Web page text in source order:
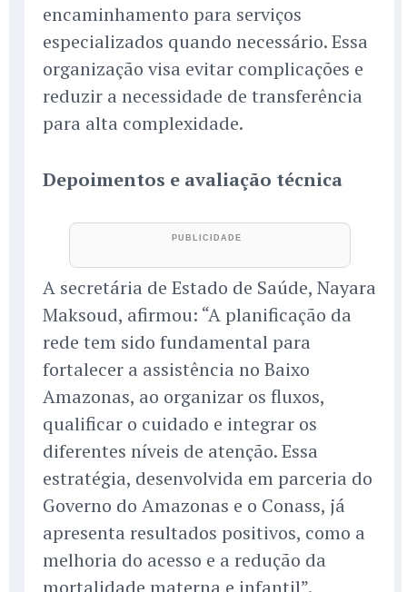
encaminhamento para serviços
especializados quando necessário. Essa
organização visa evitar complicações e
reduzir a necessidade de transferência
para alta complexidade.
Depoimentos e avaliação técnica
A secretária de Estado de Saúde, Nayara
Maksoud, afirmou: “A planificação da
rede tem sido fundamental para
fortalecer a assistência no Baixo
Amazonas, ao organizar os fluxos,
qualificar o cuidado e integrar os
diferentes níveis de atenção. Essa
estratégia, desenvolvida em parceria do
Governo do Amazonas e o Conass, já
apresenta resultados positivos, como a
melhoria do acesso e a redução da
mortalidade materna e infantil”.